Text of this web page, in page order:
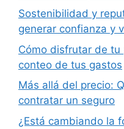
Sostenibilidad y
generar confianza y
Cómo disfrutar de tu
conteo de tus gastos
Más allá del precio:
contratar un seguro
¿Está cambiando la